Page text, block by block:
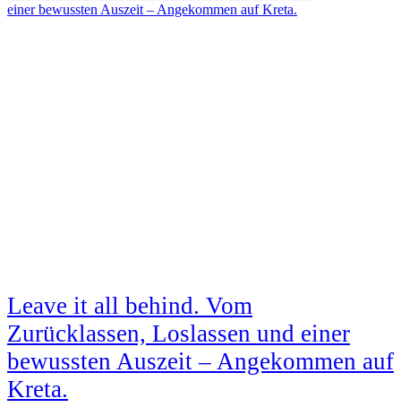
einer bewussten Auszeit – Angekommen auf Kreta.
Leave it all behind. Vom
Zurücklassen, Loslassen und einer
bewussten Auszeit – Angekommen auf
Kreta.